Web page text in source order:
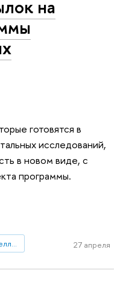
на
готовятся в
исследований,
в новом виде, с
программы.
Международная лаборатория интеллектуальных систем и структурного анализа 27 апреля